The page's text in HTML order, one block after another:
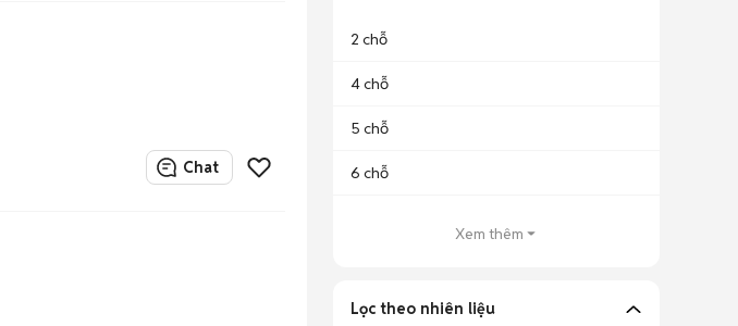
Chat
2 chỗ
4 chỗ
5 chỗ
6 chỗ
Xem thêm
Lọc theo nhiên liệu